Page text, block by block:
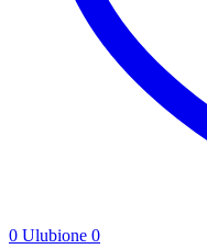
0 Ulubione 0